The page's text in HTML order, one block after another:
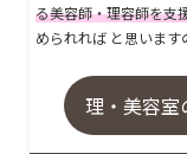
る美容師・理容師を支
められれば と思います
理・美容室